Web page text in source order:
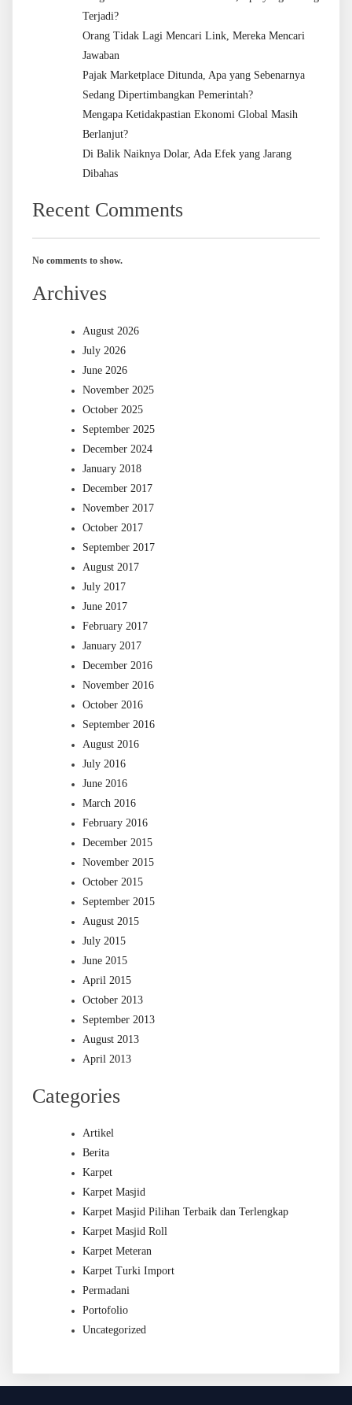
Terjadi?
Orang Tidak Lagi Mencari Link, Mereka Mencari
Jawaban
Pajak Marketplace Ditunda, Apa yang Sebenarnya
Sedang Dipertimbangkan Pemerintah?
Mengapa Ketidakpastian Ekonomi Global Masih
Berlanjut?
Di Balik Naiknya Dolar, Ada Efek yang Jarang
Dibahas
Recent Comments
No comments to show.
Archives
August 2026
July 2026
June 2026
November 2025
October 2025
September 2025
December 2024
January 2018
December 2017
November 2017
October 2017
September 2017
August 2017
July 2017
June 2017
February 2017
January 2017
December 2016
November 2016
October 2016
September 2016
August 2016
July 2016
June 2016
March 2016
February 2016
December 2015
November 2015
October 2015
September 2015
August 2015
July 2015
June 2015
April 2015
October 2013
September 2013
August 2013
April 2013
Categories
Artikel
Berita
Karpet
Karpet Masjid
Karpet Masjid Pilihan Terbaik dan Terlengkap
Karpet Masjid Roll
Karpet Meteran
Karpet Turki Import
Permadani
Portofolio
Uncategorized